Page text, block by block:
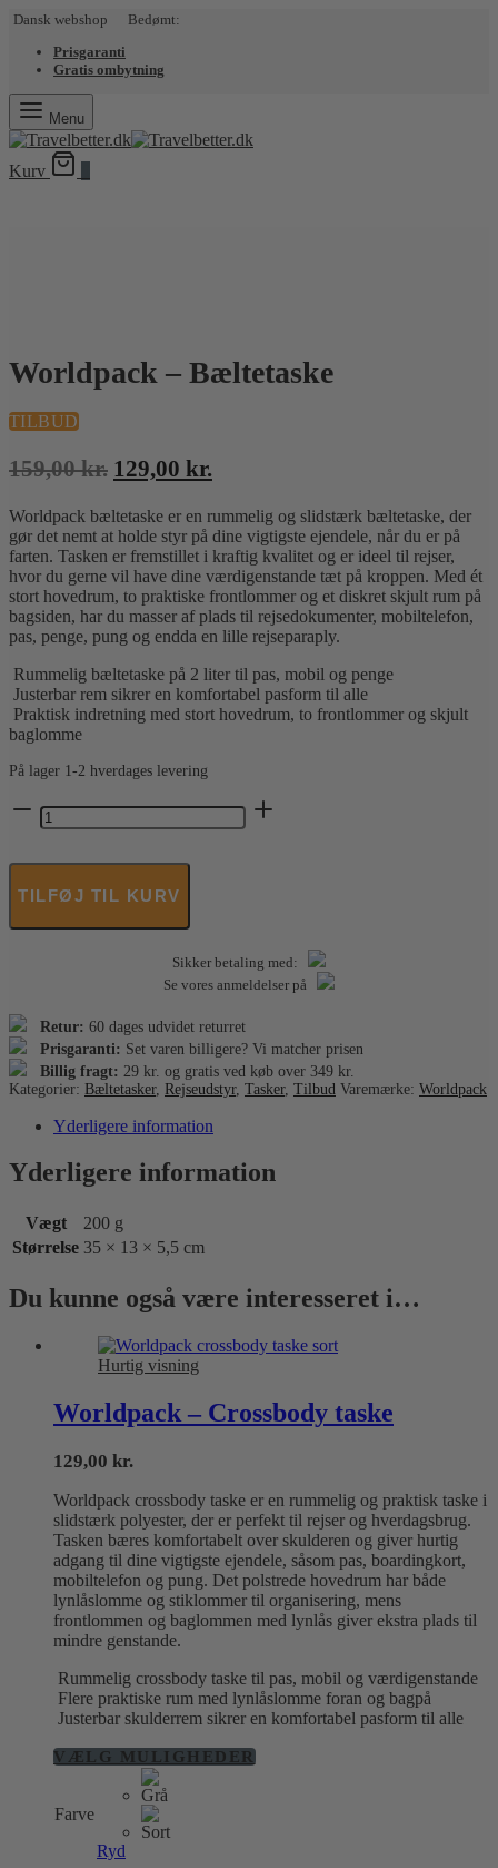
Dansk webshop Bedømt:
Prisgaranti
Gratis ombytning
Menu
Kurv
Worldpack – Bæltetaske
TILBUD
159,00kr. Den
pris
var:
159,00 kr..
129,00 kr.
pris
er:
129,00 kr..
Worldpack bæltetaske er en rummelig og slidstærk bæltetaske, der
gør det nemt at holde styr på dine vigtigste ejendele, når du er på
farten. Tasken er fremstillet i kraftig kvalitet og er ideel til rejser,
hvor du gerne vil have dine værdigenstande tæt på kroppen. Med ét
stort hovedrum, to praktiske frontlommer og et diskret skjult rum på
bagsiden, har du masser af plads til rejsedokumenter, mobiltelefon,
pas, penge, pung og endda en lille rejseparaply.
Rummelig bæltetaske på 2 liter til pas, mobil og penge
Justerbar rem sikrer en komfortabel pasform til alle
Praktisk indretning med stort hovedrum, to frontlommer og skjult
baglomme
På lager 1-2 hverdages levering
Worldpack
-
antal
TILFØJ TIL KURV
Sikker betaling med:
Se vores anmeldelser på
Retur: 60 dages udvidet returret
Prisgaranti: Set varen billigere? Vi matcher prisen
Billig fragt: 29 kr. og gratis ved køb over 349 kr.
Kategorier: Bæltetasker, Rejseudstyr, Tasker, Tilbud Varemærke: Worldpack
Yderligere information
Yderligere information
Vægt
200 g
Størrelse 35 × 13 × 5,5 cm
Du kunne også være interesseret i…
Hurtig visning
Worldpack – Crossbody taske
129,00 kr.
Worldpack crossbody taske er en rummelig og praktisk taske i
slidstærk polyester, der er perfekt til rejser og hverdagsbrug.
Tasken bæres komfortabelt over skulderen og giver hurtig
adgang til dine vigtigste ejendele, såsom pas, boardingkort,
mobiltelefon og pung. Det polstrede hovedrum har både
lynlåslomme og stiklommer til organisering, mens
frontlommen og baglommen med lynlås giver ekstra plads til
mindre genstande.
Rummelig crossbody taske til pas, mobil og værdigenstande
Flere praktiske rum med lynlåslomme foran og bagpå
Justerbar skulderrem sikrer en komfortabel pasform til alle
VÆLG MULIGHEDERDette
Farve
Ryd